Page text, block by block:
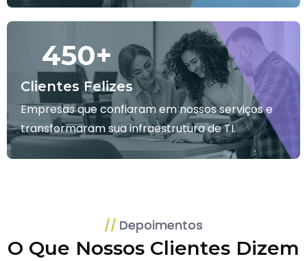
Clientes Felizes
450+
Empresas que confiaram em nossos serviços e
transformaram sua infraestrutura de TI.
Depoimentos
O Que Nossos Clientes Dizem